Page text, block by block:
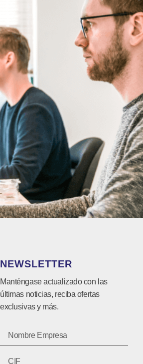
NEWSLETTER
Manténgase actualizado con las
últimas noticias, reciba ofertas
exclusivas y más.